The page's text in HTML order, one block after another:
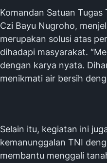
Komandan Satuan
Czi Bayu Nugroho,
merupakan solusi atas
dihadapi masyarakat.
dengan karya nyata.
menikmati air bersih
Selain itu, kegiatan ini
kemanunggalan TNI
membantu menggali